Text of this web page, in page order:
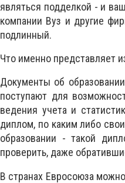
являться подделкой - и
компании Вуз и другие
подлинный.
Что именно представляет
Документы об
поступают для
ведения учета и
диплом, по каким либо
образовании - такой
проверить, даже
В странах Евросоюза